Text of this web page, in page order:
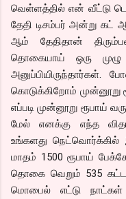
வெள்ளத்தில் என் வீட்டு
தேதி டிசம்பர் அன்று
ஆம் தேதிதான்
தொகையாய் ஒரு
அனுப்பியிருந்தார்கள்.
கொடுக்கிறோம்
எப்படி முன்னூறு ரூபாய்
மேல் எனக்கு எந்த
உங்களது
மாதம் 1500 ரூபாய்
தொகை வெறும் 535
மொபைல் எட்டு நாட்கள்